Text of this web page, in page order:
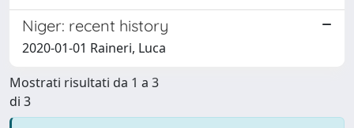
Niger: recent history
2020-01-01 Raineri, Luca
Mostrati risultati da 1 a 3
di 3